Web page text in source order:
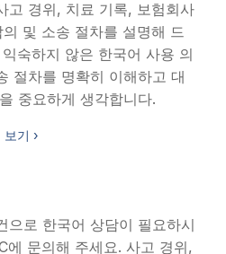
고 경위, 치료 기록, 보험회사
및 소송 절차를 설명해 드
숙하지 않은 한국어 사용 의
절차를 명확히 이해하고 대
중요하게 생각합니다.
기 ›
으로 한국어 상담이 필요하시
문의해 주세요. 사고 경위,